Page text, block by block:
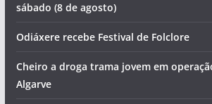
sábado (8 de agosto)
Odiáxere recebe Festival de Folclore
Cheiro a droga trama jovem em
Algarve